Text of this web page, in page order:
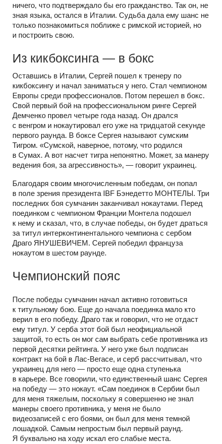
ничего, что подтверждало бы его гражданство. Так он, не
зная языка, остался в Италии. Судьба дала ему шанс не
только познакомиться поближе с римской историей, но
и построить свою.
Из кикбоксинга — в бокс
Оставшись в Италии, Сергей пошел к тренеру по
кикбоксингу и начал заниматься у него. Стал чемпионом
Европы среди профессионалов. Потом перешел в бокс.
Свой первый бой на профессиональном ринге Сергей
Демченко провел четыре года назад. Он дрался
с венгром и нокаутировал его уже на тридцатой секунде
первого раунда. В боксе Сергея называют сумским
Тигром. «Сумской, наверное, потому, что родился
в Сумах. А вот насчет тигра непонятно. Может, за манеру
ведения боя, за агрессивность», — говорит украинец.
Благодаря своим многочисленным победам, он попал
в поле зрения президента IBF Бэнедетто МОНТЕЛЫ. Три
последних боя сумчанин заканчивал нокаутами. Перед
поединком с чемпионом Франции Монтела подошел
к нему и сказал, что, в случае победы, он будет драться
за титул интерконтинентального чемпиона с сербом
Драго ЯНУШЕВИЧЕМ. Сергей победил француза
нокаутом в шестом раунде.
Чемпионский пояс
После победы сумчанин начал активно готовиться
к титульному бою. Еще до начала поединка мало кто
верил в его победу. Драго так и говорил, что не отдаст
ему титул. У серба этот бой был неофициальной
защитой, то есть он мог сам выбрать себе противника из
первой десятки рейтинга. У него уже был подписан
контракт на бой в Лас-Вегасе, и серб рассчитывал, что
украинец для него — просто еще одна ступенька
в карьере. Все говорили, что единственный шанс Сергея
на победу — это нокаут. «Сам поединок в Сербии был
для меня тяжелым, поскольку я совершенно не знал
манеры своего противника, у меня не было
видеозаписей с его боями, он был для меня темной
лошадкой. Самым непростым был первый раунд.
Я буквально на ходу искал его слабые места.